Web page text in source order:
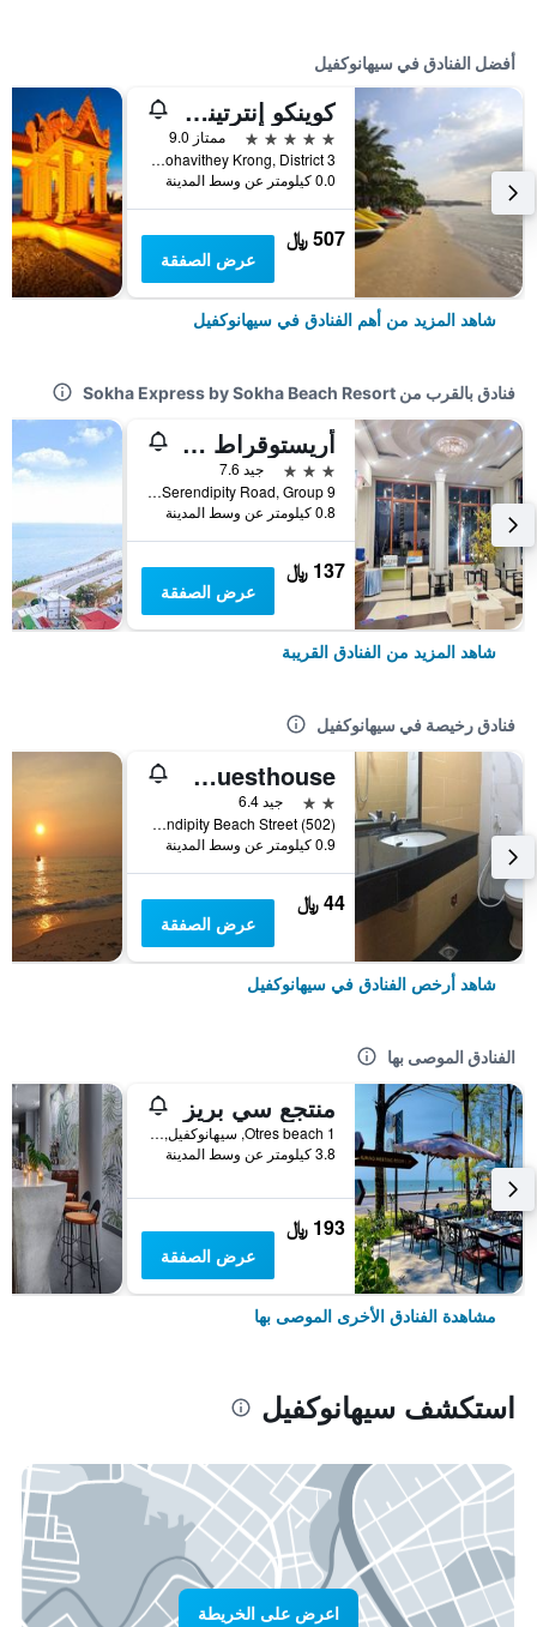
أفضل الفنادق في سيهانوكفيل
كوينكو إنترتينمينت ريزورت
5 نجوم
ممتاز 9.0
Victory Beach, Mohavithey Krong, District 3, سيهانوكفيل, كمبوديا
0.0 كيلومتر عن وسط المدينة
507 ﷼
عرض الصفقة
شاهد المزيد من أهم الفنادق في سيهانوكفيل
فنادق بالقرب من Sokha Express by Sokha Beach Resort
أريستوقراط ريزيدانس آند هوتل
3 نجوم
جيد 7.6
Serendipity Road, Group 9, سيهانوكفيل, كمبوديا
0.8 كيلومتر عن وسط المدينة
137 ﷼
عرض الصفقة
شاهد المزيد من الفنادق القريبة
فنادق رخيصة في سيهانوكفيل
Invito Guesthouse
2 نجمتين
جيد 6.4
Serendipity Beach Street (502), سيهانوكفيل, كمبوديا
0.9 كيلومتر عن وسط المدينة
44 ﷼
عرض الصفقة
شاهد أرخص الفنادق في سيهانوكفيل
الفنادق الموصى بها
منتجع سي بريز
Otres beach 1, سيهانوكفيل, كمبوديا
3.8 كيلومتر عن وسط المدينة
193 ﷼
عرض الصفقة
مشاهدة الفنادق الأخرى الموصى بها
استكشف سيهانوكفيل
اعرض على الخريطة